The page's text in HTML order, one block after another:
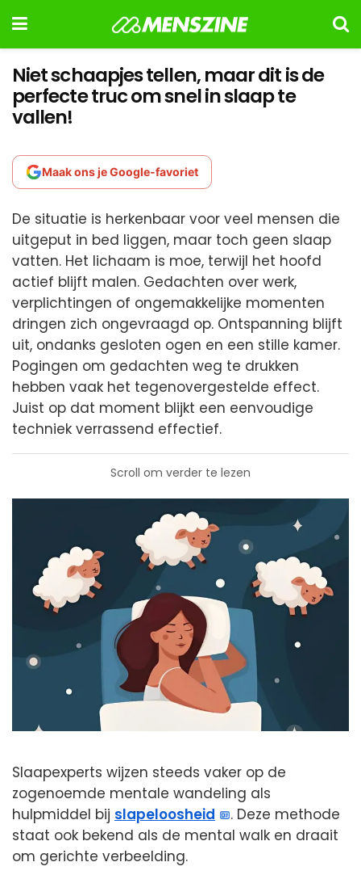
Niet schaapjes tellen, maar dit is de
perfecte truc om snel in slaap te
vallen!
Maak ons je Google-favoriet
De situatie is herkenbaar voor veel mensen die
uitgeput in bed liggen, maar toch geen slaap
vatten. Het lichaam is moe, terwijl het hoofd
actief blijft malen. Gedachten over werk,
verplichtingen of ongemakkelijke momenten
dringen zich ongevraagd op. Ontspanning blijft
uit, ondanks gesloten ogen en een stille kamer.
Pogingen om gedachten weg te drukken
hebben vaak het tegenovergestelde effect.
Juist op dat moment blijkt een eenvoudige
techniek verrassend effectief.
Scroll om verder te lezen
Slaapexperts wijzen steeds vaker op de
zogenoemde mentale wandeling als
hulpmiddel bij slapeloosheid
. Deze methode
staat ook bekend als de mental walk en draait
om gerichte verbeelding.